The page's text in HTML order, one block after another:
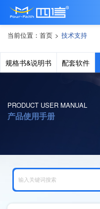
当前位置： 首页 > 技术支持
规格书&说明书 配套软件
PRODUCT USER MANUAL
产品使用手册